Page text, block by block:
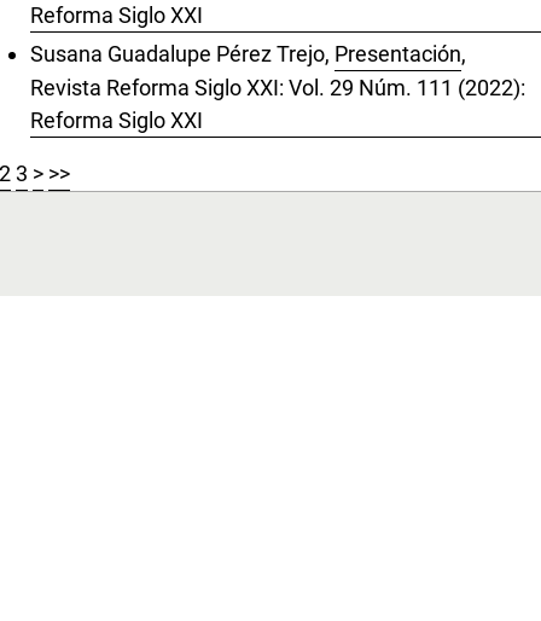
Reforma Siglo XXI
Susana Guadalupe Pérez Trejo, Presentación,
Revista Reforma Siglo XXI: Vol. 29 Núm. 111 (2022):
Reforma Siglo XXI
2 3 > >>